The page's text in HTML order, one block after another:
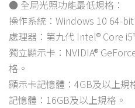
● 全局光照功能最低規格：
操作系統：Windows 10 64-bit
處理器：第九代 Intel® Core
獨立顯示卡：NVIDIA®
格。
顯示卡記憶體：4GB及以上規
記憶體：16GB及以上規格。